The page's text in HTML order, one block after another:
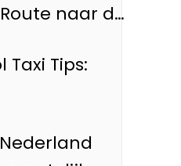
naar de
Taxi Tips:
Top 4